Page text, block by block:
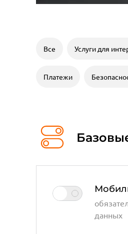
Все Услуги для
Платежи
данных